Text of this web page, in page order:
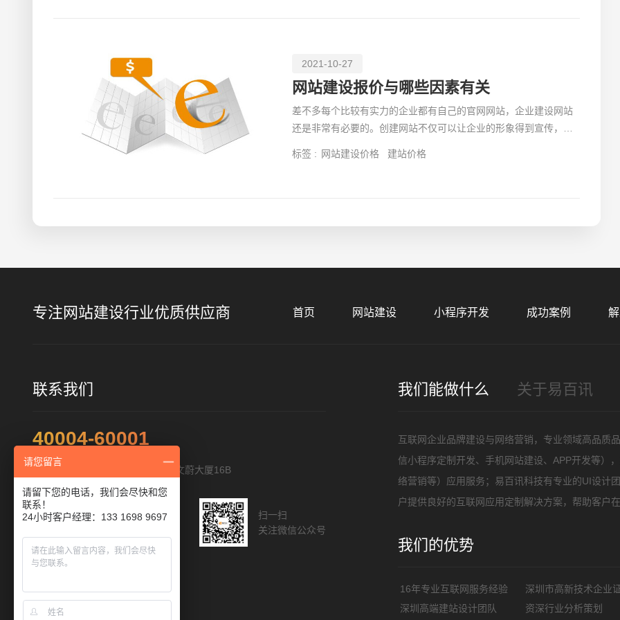
2021-10-27
网站建设报价与哪些因素有关
差不多每个比较有实力的企业都有自己的官网网站，企业建设网站
还是非常有必要的。创建网站不仅可以让企业的形象得到宣传，还
标签 : 网站建设价格 建站价格
专注网站建设行业优质供应商 首页 网站建设 小程序开发 成功案例
联系我们
40004-60001
地址：深圳市福田区福华路322号文蔚大厦16B
扫一扫添加客服
扫一扫
关注微信公众号
我们能做什么 关于易百讯
互联网企业品牌建设与网络营销，专业领域高品质
信小程序定制开发、手机网站建设、APP开发等）
络营销等）应用服务；易百讯科技有专业的UI设计
户提供良好的互联网应用定制解决方案，帮助客户
我们的优势
16年专业互联网服务经验 深圳市高新技术企业
深圳高端建站设计团队
资深行业分析策划
请您留言
请留下您的电话，我们会尽快和您
联系！
24小时客户经理：133 1698 9697